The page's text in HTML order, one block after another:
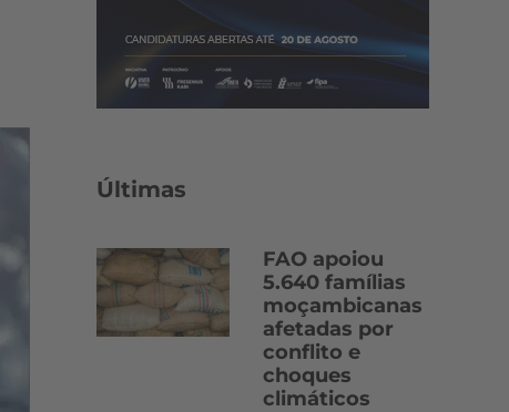
Últimas
FAO apoiou
5.640 famílias
moçambicanas
afetadas por
conflito e
choques
climáticos